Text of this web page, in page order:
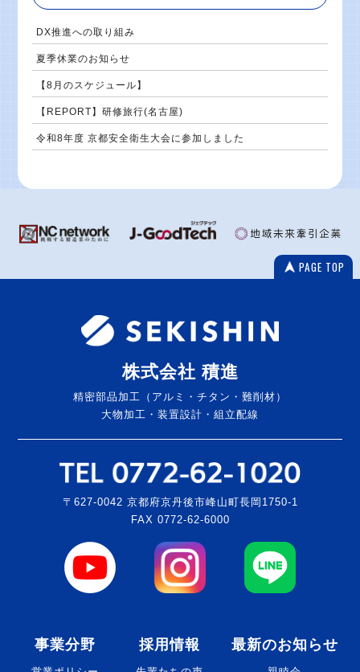
DX推進への取り組み
夏季休業のお知らせ
【8月のスケジュール】
【REPORT】研修旅行(名古屋)
令和8年度 京都安全衛生大会に参加しました
PAGE TOP
株式会社 積進
精密部品加工（アルミ・チタン・難削材）
大物加工・装置設計・組立配線
〒627-0042 京都府京丹後市峰山町長岡1750-1
FAX 0772-62-6000
事業分野 採用情報 最新のお知らせ